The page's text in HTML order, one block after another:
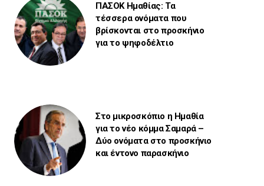
ΠΑΣΟΚ Ημαθίας: Τα
τέσσερα ονόματα που
βρίσκονται στο προσκήνιο
για το ψηφοδέλτιο
Στο μικροσκόπιο η Ημαθία
για το νέο κόμμα Σαμαρά –
Δύο ονόματα στο προσκήνιο
και έντονο παρασκήνιο